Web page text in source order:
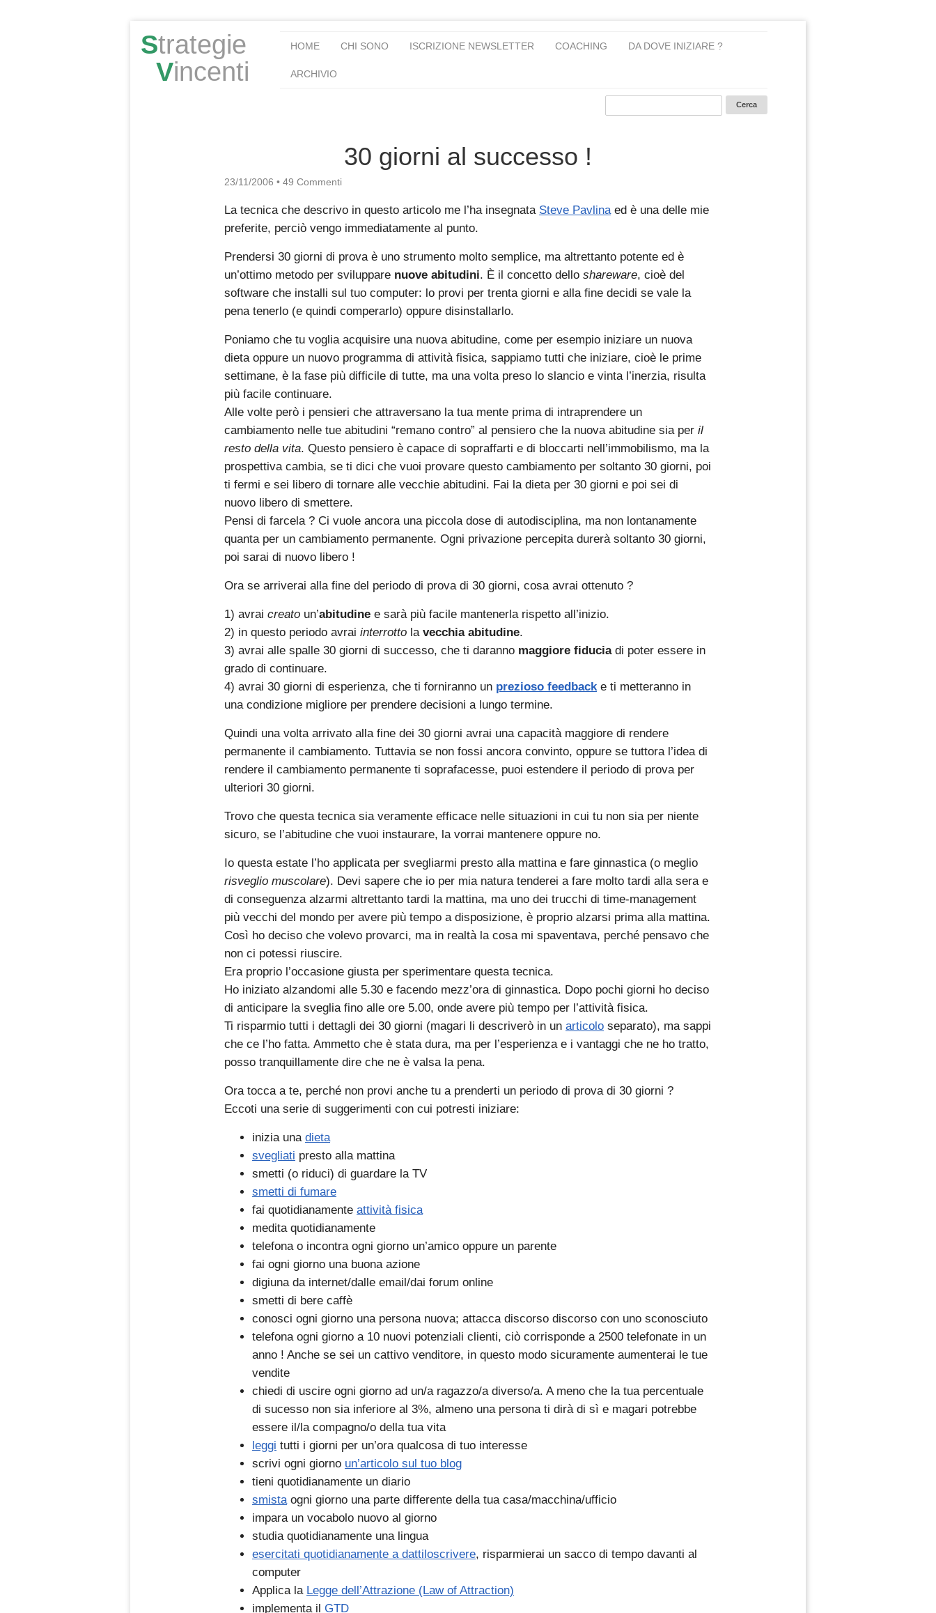
Strategie
Vincenti
HOME CHI SONO ISCRIZIONE NEWSLETTER COACHING DA DOVE INIZIARE ?
ARCHIVIO
30 giorni al successo !
23/11/2006 • 49 Commenti
La tecnica che descrivo in questo articolo me l’ha insegnata Steve Pavlinaed è una delle mie
preferite, perciò vengo immediatamente al punto.
Prendersi 30 giorni di prova è uno strumento molto semplice, ma altrettanto potente ed è
un’ottimo metodo per sviluppare nuove abitudini. È il concetto dello shareware, cioè del
software che installi sul tuo computer: lo provi per trenta giorni e alla fine decidi se vale la
pena tenerlo (e quindi comperarlo) oppure disinstallarlo.
Poniamo che tu voglia acquisire una nuova abitudine, come per esempio iniziare un nuova
dieta oppure un nuovo programma di attività fisica, sappiamo tutti che iniziare, cioè le prime
settimane, è la fase più difficile di tutte, ma una volta preso lo slancio e vinta l’inerzia, risulta
più facile continuare.
Alle volte però i pensieri che attraversano la tua mente prima di intraprendere un
cambiamento nelle tue abitudini “remano contro” al pensiero che la nuova abitudine sia per il
resto della vita. Questo pensiero è capace di sopraffarti e di bloccarti nell’immobilismo, ma la
prospettiva cambia, se ti dici che vuoi provare questo cambiamento per soltanto 30 giorni, poi
ti fermi e sei libero di tornare alle vecchie abitudini. Fai la dieta per 30 giorni e poi sei di
nuovo libero di smettere.
Pensi di farcela ? Ci vuole ancora una piccola dose di autodisciplina, ma non lontanamente
quanta per un cambiamento permanente. Ogni privazione percepita durerà soltanto 30 giorni,
poi sarai di nuovo libero !
Ora se arriverai alla fine del periodo di prova di 30 giorni, cosa avrai ottenuto ?
1) avrai creato un’abitudine e sarà più facile mantenerla rispetto all’inizio.
2) in questo periodo avrai interrotto la vecchia abitudine.
3) avrai alle spalle 30 giorni di successo, che ti daranno maggiore fiduciadi poter essere in
grado di continuare.
4) avrai 30 giorni di esperienza, che ti forniranno un prezioso feedbacke ti metteranno in
una condizione migliore per prendere decisioni a lungo termine.
Quindi una volta arrivato alla fine dei 30 giorni avrai una capacità maggiore di rendere
permanente il cambiamento. Tuttavia se non fossi ancora convinto, oppure se tuttora l’idea di
rendere il cambiamento permanente ti soprafacesse, puoi estendere il periodo di prova per
ulteriori 30 giorni.
Trovo che questa tecnica sia veramente efficace nelle situazioni in cui tu non sia per niente
sicuro, se l’abitudine che vuoi instaurare, la vorrai mantenere oppure no.
Io questa estate l’ho applicata per svegliarmi presto alla mattina e fare ginnastica (o meglio
risveglio muscolare). Devi sapere che io per mia natura tenderei a fare molto tardi alla sera e
di conseguenza alzarmi altrettanto tardi la mattina, ma uno dei trucchi di time-management
più vecchi del mondo per avere più tempo a disposizione, è proprio alzarsi prima alla mattina.
Così ho deciso che volevo provarci, ma in realtà la cosa mi spaventava, perché pensavo che
non ci potessi riuscire.
Era proprio l’occasione giusta per sperimentare questa tecnica.
Ho iniziato alzandomi alle 5.30 e facendo mezz’ora di ginnastica. Dopo pochi giorni ho deciso
di anticipare la sveglia fino alle ore 5.00, onde avere più tempo per l’attività fisica.
Ti risparmio tutti i dettagli dei 30 giorni (magari li descriverò in un articolo separato), ma sappi
che ce l’ho fatta. Ammetto che è stata dura, ma per l’esperienza e i vantaggi che ne ho tratto,
posso tranquillamente dire che ne è valsa la pena.
Ora tocca a te, perché non provi anche tu a prenderti un periodo di prova di 30 giorni ?
Eccoti una serie di suggerimenti con cui potresti iniziare:
inizia una dieta
svegliati presto alla mattina
smetti (o riduci) di guardare la TV
smetti di fumare
fai quotidianamente attività fisica
medita quotidianamente
telefona o incontra ogni giorno un’amico oppure un parente
fai ogni giorno una buona azione
digiuna da internet/dalle email/dai forum online
smetti di bere caffè
conosci ogni giorno una persona nuova; attacca discorso discorso con uno sconosciuto
telefona ogni giorno a 10 nuovi potenziali clienti, ciò corrisponde a 2500 telefonate in un
anno ! Anche se sei un cattivo venditore, in questo modo sicuramente aumenterai le tue
vendite
chiedi di uscire ogni giorno ad un/a ragazzo/a diverso/a. A meno che la tua percentuale
di sucesso non sia inferiore al 3%, almeno una persona ti dirà di sì e magari potrebbe
essere il/la compagno/o della tua vita
leggi tutti i giorni per un’ora qualcosa di tuo interesse
scrivi ogni giorno un’articolo sul tuo blog
tieni quotidianamente un diario
smistaogni giorno una parte differente della tua casa/macchina/ufficio
impara un vocabolo nuovo al giorno
studia quotidianamente una lingua
esercitati quotidianamente a dattiloscrivere, risparmierai un sacco di tempo davanti al
computer
Applica la Legge dell’Attrazione (Law of Attraction)
implementa il GTD